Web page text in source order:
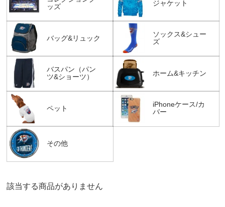
ッズ
ジャケット
バッグ&リュック
ソックス&シュー
ズ
バスパン（パン
ツ&ショーツ）
ホーム&キッチン
ペット
iPhoneケース/カ
バー
その他
該当する商品がありません